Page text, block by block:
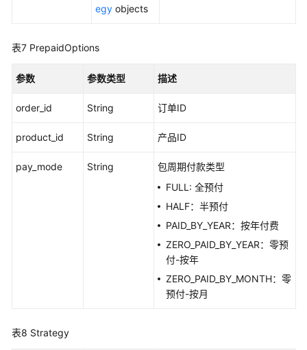
egy objects
表7 PrepaidOptions
参数 参数类型 描述
order_id String 订单ID
product_id String 产品ID
pay_mode String
包周期付款类型
FULL: 全预付
HALF：半预付
PAID_BY_YEAR：按年付费
ZERO_PAID_BY_YEAR：零预
付-按年
ZERO_PAID_BY_MONTH：零
预付-按月
表8 Strategy